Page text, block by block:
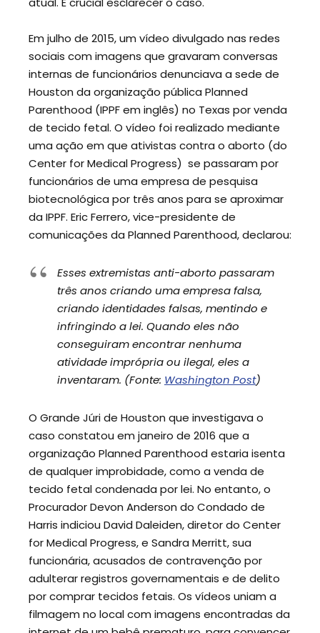
Em julho de 2015, um vídeo divulgado nas redes
sociais com imagens que gravaram conversas
internas de funcionários denunciava a sede de
Houston da organização pública Planned
Parenthood (IPPF em inglês) no Texas por venda
de tecido fetal. O vídeo foi realizado mediante
uma ação em que ativistas contra o aborto (do
Center for Medical Progress) se passaram por
funcionários de uma empresa de pesquisa
biotecnológica por três anos para se aproximar
da IPPF. Eric Ferrero, vice-presidente de
comunicações da Planned Parenthood, declarou:
Esses extremistas anti-aborto passaram
três anos criando uma empresa falsa,
criando identidades falsas, mentindo e
infringindo a lei. Quando eles não
conseguiram encontrar nenhuma
atividade imprópria ou ilegal, eles a
inventaram. (Fonte: Washington Post)
O Grande Júri de Houston que investigava o
caso constatou em janeiro de 2016 que a
organização Planned Parenthood estaria isenta
de qualquer improbidade, como a venda de
tecido fetal condenada por lei. No entanto, o
Procurador Devon Anderson do Condado de
Harris indiciou David Daleiden, diretor do Center
for Medical Progress, e Sandra Merritt, sua
funcionária, acusados de contravenção por
adulterar registros governamentais e de delito
por comprar tecidos fetais. Os vídeos uniam a
filmagem no local com imagens encontradas da